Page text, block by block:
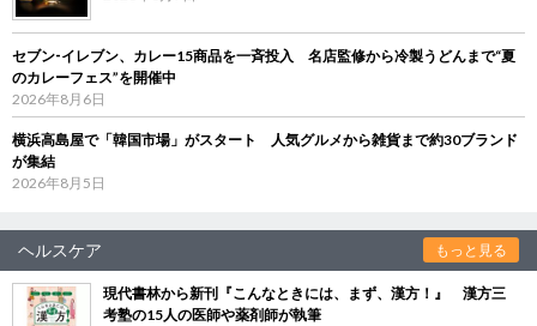
セブン‐イレブン、カレー15商品を一斉投入 名店監修から冷製うどんまで“夏
のカレーフェス”を開催中
2026年8月6日
横浜高島屋で「韓国市場」がスタート 人気グルメから雑貨まで約30ブランド
が集結
2026年8月5日
ヘルスケア もっと見る
現代書林から新刊『こんなときには、まず、漢方！』 漢方三
考塾の15人の医師や薬剤師が執筆